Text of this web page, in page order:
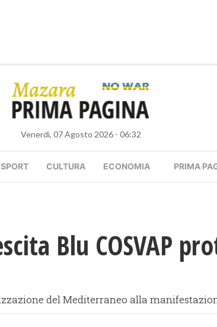
Venerdì, 07 Agosto 2026 - 06:32
SPORT CULTURA ECONOMIA PRIMA
Blu COSVAP
del Mediterraneo alla